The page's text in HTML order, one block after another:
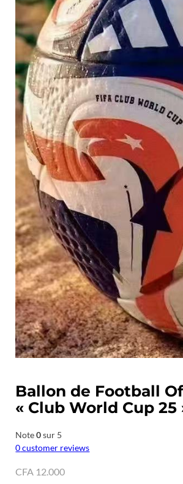
Ballon de Football
« Club World Cup 25
Note0sur 5
0customer reviews
CFA 12.000